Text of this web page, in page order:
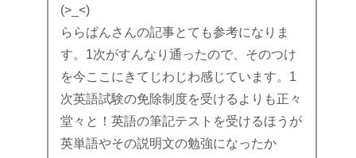
(>_<)
ららぱんさんの記事とても参考になりま
す。1次がすんなり通ったので、そのつけ
を今ここにきてじわじわ感じています。1
次英語試験の免除制度を受けるよりも正々
堂々と！英語の筆記テストを受けるほうが
英単語やその説明文の勉強になったか